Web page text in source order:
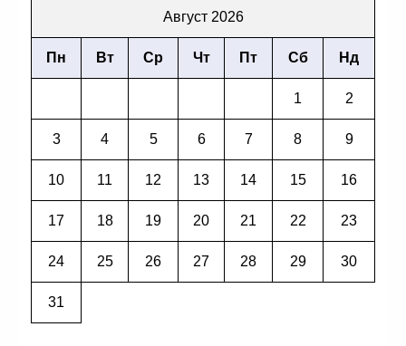
Август 2026
Пн Вт Ср Чт Пт Сб Нд
1 2
3 4 5 6 7 8 9
10 11 12 13 14 15 16
17 18 19 20 21 22 23
24 25 26 27 28 29 30
31